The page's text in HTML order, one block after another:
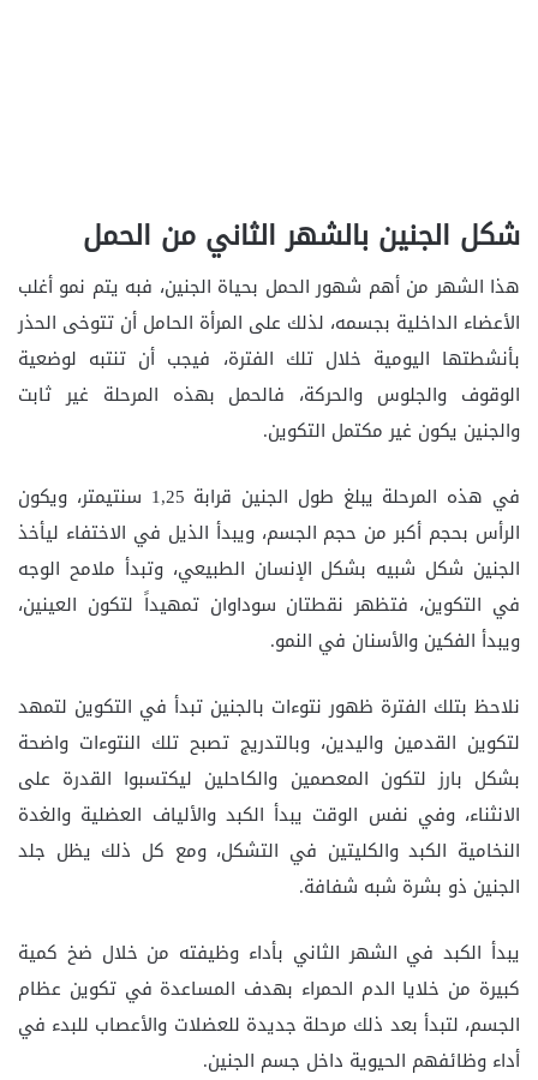
شكل الجنين بالشهر الثاني من الحمل
هذا الشهر من أهم شهور الحمل بحياة الجنين، فبه يتم نمو أغلب
الأعضاء الداخلية بجسمه، لذلك على المرأة الحامل أن تتوخى الحذر
بأنشطتها اليومية خلال تلك الفترة، فيجب أن تنتبه لوضعية
الوقوف والجلوس والحركة، فالحمل بهذه المرحلة غير ثابت
والجنين يكون غير مكتمل التكوين.
في هذه المرحلة يبلغ طول الجنين قرابة 1,25 سنتيمتر، ويكون
الرأس بحجم أكبر من حجم الجسم، ويبدأ الذيل في الاختفاء ليأخذ
الجنين شكل شبيه بشكل الإنسان الطبيعي، وتبدأ ملامح الوجه
في التكوين، فتظهر نقطتان سوداوان تمهيداً لتكون العينين،
ويبدأ الفكين والأسنان في النمو.
نلاحظ بتلك الفترة ظهور نتوءات بالجنين تبدأ في التكوين لتمهد
لتكوين القدمين واليدين، وبالتدريج تصبح تلك النتوءات واضحة
بشكل بارز لتكون المعصمين والكاحلين ليكتسبوا القدرة على
الانثناء، وفي نفس الوقت يبدأ الكبد والألياف العضلية والغدة
النخامية الكبد والكليتين في التشكل، ومع كل ذلك يظل جلد
الجنين ذو بشرة شبه شفافة.
يبدأ الكبد في الشهر الثاني بأداء وظيفته من خلال ضخ كمية
كبيرة من خلايا الدم الحمراء بهدف المساعدة في تكوين عظام
الجسم، لتبدأ بعد ذلك مرحلة جديدة للعضلات والأعصاب للبدء في
أداء وظائفهم الحيوية داخل جسم الجنين.